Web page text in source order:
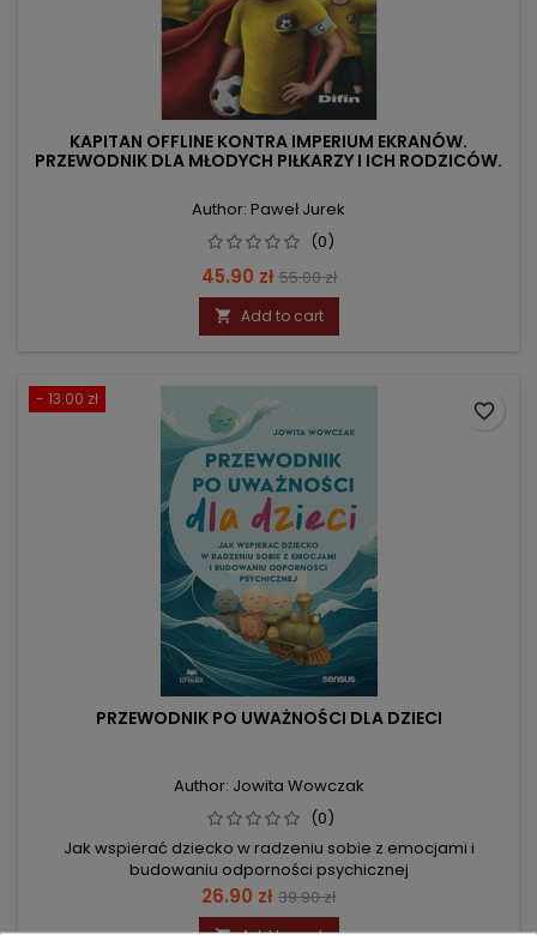
KAPITAN OFFLINE KONTRA IMPERIUM EKRANÓW.
PRZEWODNIK DLA MŁODYCH PIŁKARZY I ICH RODZICÓW.
Author: Paweł Jurek
(0)
Price
45.90 zł Regular
price
55.00 zł
 Add to cart
- 13.00 zł
PRZEWODNIK PO UWAŻNOŚCI DLA DZIECI
Author: Jowita Wowczak
(0)
Jak wspierać dziecko w radzeniu sobie z emocjami i
budowaniu odporności psychicznej
Price
26.90 zł Regular
price
39.90 zł
favorite_border